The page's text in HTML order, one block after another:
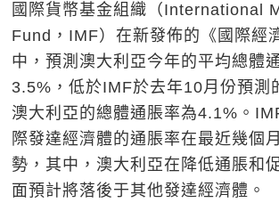
國際貨幣基金組織（International
Fund，IMF）在新發佈的《國際經
中，預測澳大利亞今年的平均總體
3.5%，低於IMF於去年10月份預測
澳大利亞的總體通脹率為4.1%。
際發達經濟體的通脹率在最近幾個
勢，其中，澳大利亞在降低通脹和
面預計將落後于其他發達經濟體。